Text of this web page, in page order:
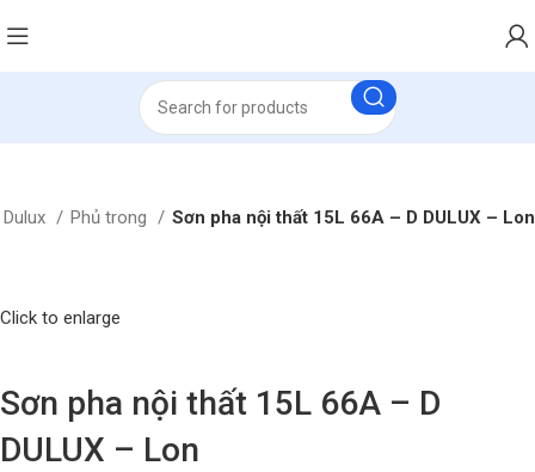
Phủ trong Sơn pha nội thất 15L 66A – D DULUX – Lon
Click to enlarge
Sơn pha nội thất 15L 66A – D
DULUX – Lon